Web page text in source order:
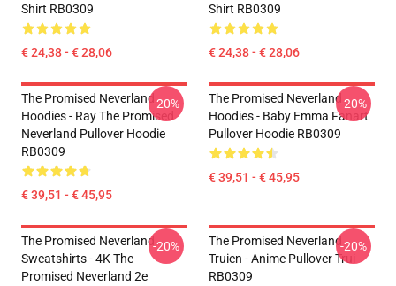
Shirt RB0309
€ 24,38 - € 28,06
Shirt RB0309
€ 24,38 - € 28,06
The Promised Neverland
Hoodies - Ray The Promised
Neverland Pullover Hoodie
RB0309
€ 39,51 - € 45,95
-20%
The Promised Neverland
Hoodies - Baby Emma Fanart
Pullover Hoodie RB0309
€ 39,51 - € 45,95
-20%
The Promised Neverland
Sweatshirts - 4K The
Promised Neverland 2e
-20%
The Promised Neverland
Truien - Anime Pullover Trui
RB0309
-20%